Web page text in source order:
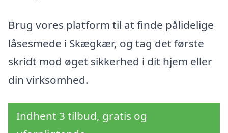
Brug vores platform til at finde pålidelige
låsesmede i Skægkær, og tag det første
skridt mod øget sikkerhed i dit hjem eller
din virksomhed.
Indhent 3 tilbud, gratis og